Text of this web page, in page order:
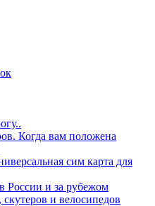
Когда вам положена
сим карта для
России и за рубежом
и велосипедов